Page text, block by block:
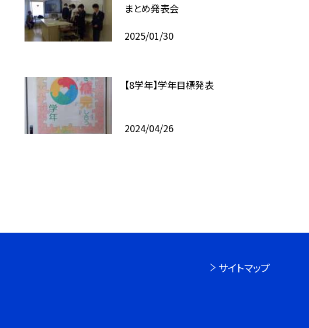
まとめ発表会
2025/01/30
【8学年】学年目標発表
2024/04/26
サイトマップ